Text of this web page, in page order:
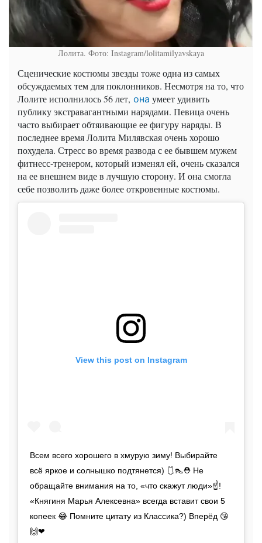
Лолита. Фото: Instagram/lolitamilyavskaya
Сценические костюмы звезды тоже одна из самых
обсуждаемых тем для поклонников. Несмотря на то, что
Лолите исполнилось 56 лет, она умеет удивить
публику экстравагантными нарядами. Певица очень
часто выбирает обтяивающие ее фигуру наряды. В
последнее время Лолита Милявская очень хорошо
похудела. Стресс во время развода с ее бывшем мужем
фитнесс-тренером, который изменял ей, очень сказался
на ее внешнем виде в лучшую сторону. И она смогла
себе позволить даже более откровенные костюмы.
View this post on Instagram
Всем всего хорошего в хмурую зиму! Выбирайте
всё яркое и солнышко подтянется) 🩱👠⛑ Не
обращайте внимания на то, «что скажут люди»☝!
«Княгиня Марья Алексевна» всегда вставит свои 5
копеек 😂 Помните цитату из Классика?) Вперёд 😘
🙌❤